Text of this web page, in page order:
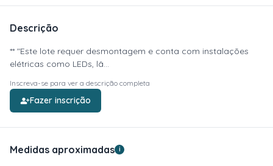
Descrição
** "Este lote requer desmontagem e conta com instalações
elétricas como LEDs, lâ...
Inscreva-se para ver a descrição completa
Fazer inscrição
Medidas aproximadas i